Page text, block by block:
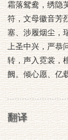
霜落鸳鸯，绣隐
符，文母徽音芳
塞、涉履烟尘，
上圣中兴，严恭
转，声入霓裳，
阙。倾心愿、亿
翻译